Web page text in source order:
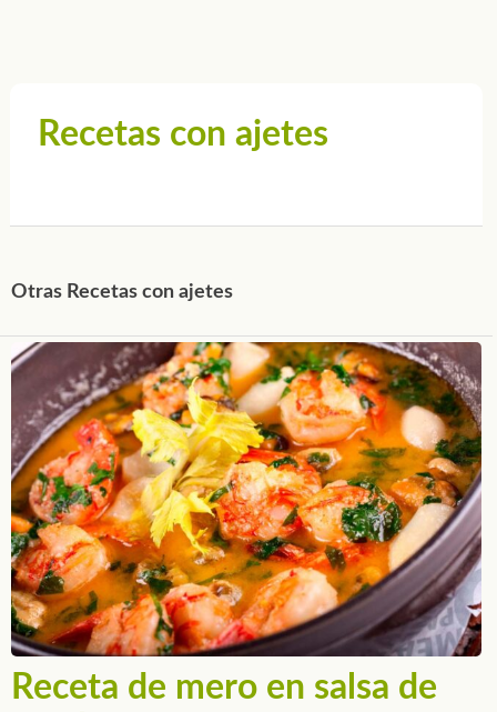
Recetas con ajetes
Otras Recetas con ajetes
Receta de mero en salsa de